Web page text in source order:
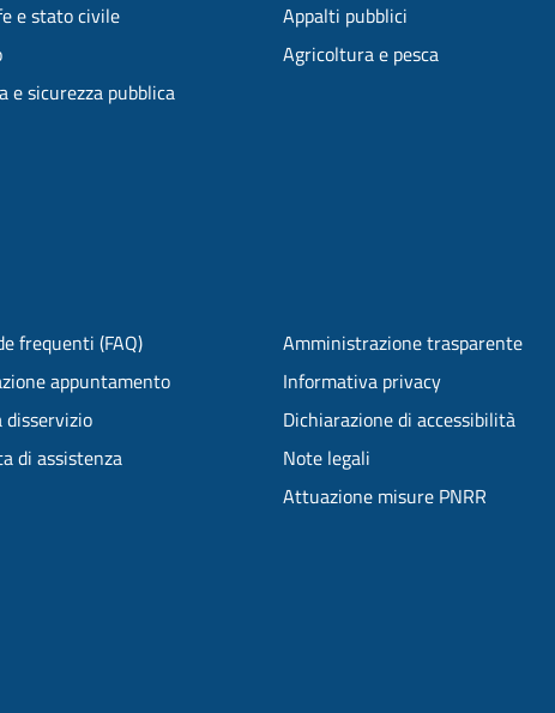
e stato civile
e sicurezza pubblica
Appalti pubblici
Agricoltura e pesca
frequenti (FAQ)
appuntamento
disservizio
di assistenza
Amministrazione trasparente
Informativa privacy
Dichiarazione di accessibilità
Note legali
Attuazione misure PNRR